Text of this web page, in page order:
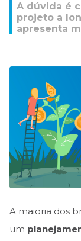
A dúvida é
projeto a
apresenta
A maioria dos
um